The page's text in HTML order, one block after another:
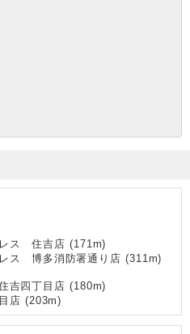
レス 住吉店 (171 m)
ス 博多消防署通り店 (311 m)
吉四丁目店 (180m)
店 (203m)